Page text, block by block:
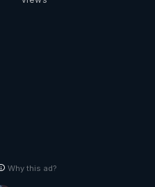
Why this ad?